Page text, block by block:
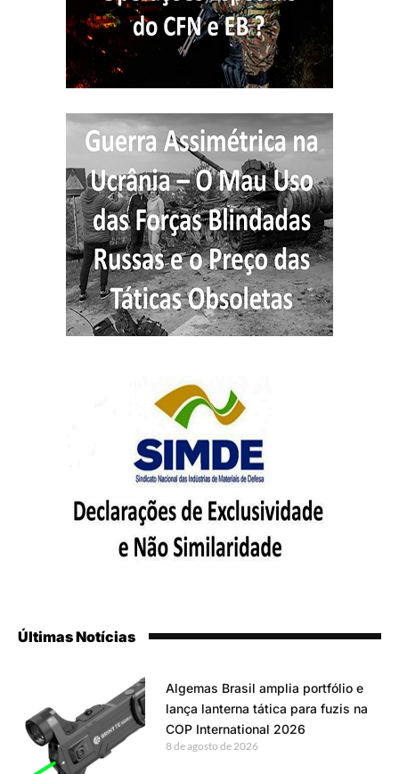
Últimas Notícias
Algemas Brasil amplia portfólio e
lança lanterna tática para fuzis na
COP International 2026
8 de agosto de 2026